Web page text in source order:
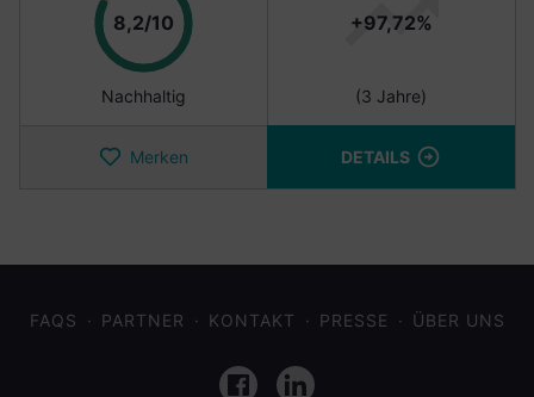
8,2/10Punkte
Nachhaltig
+97,72%
(3 Jahre)
Merken DETAILS
FAQS PARTNER KONTAKT PRESSE ÜBER UNS